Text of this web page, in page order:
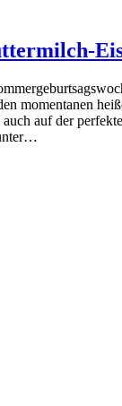
momentanen
auf der